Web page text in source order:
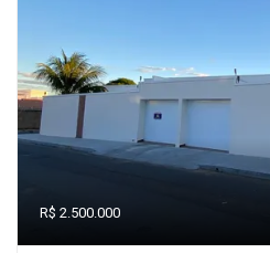
R$ 2.500.000